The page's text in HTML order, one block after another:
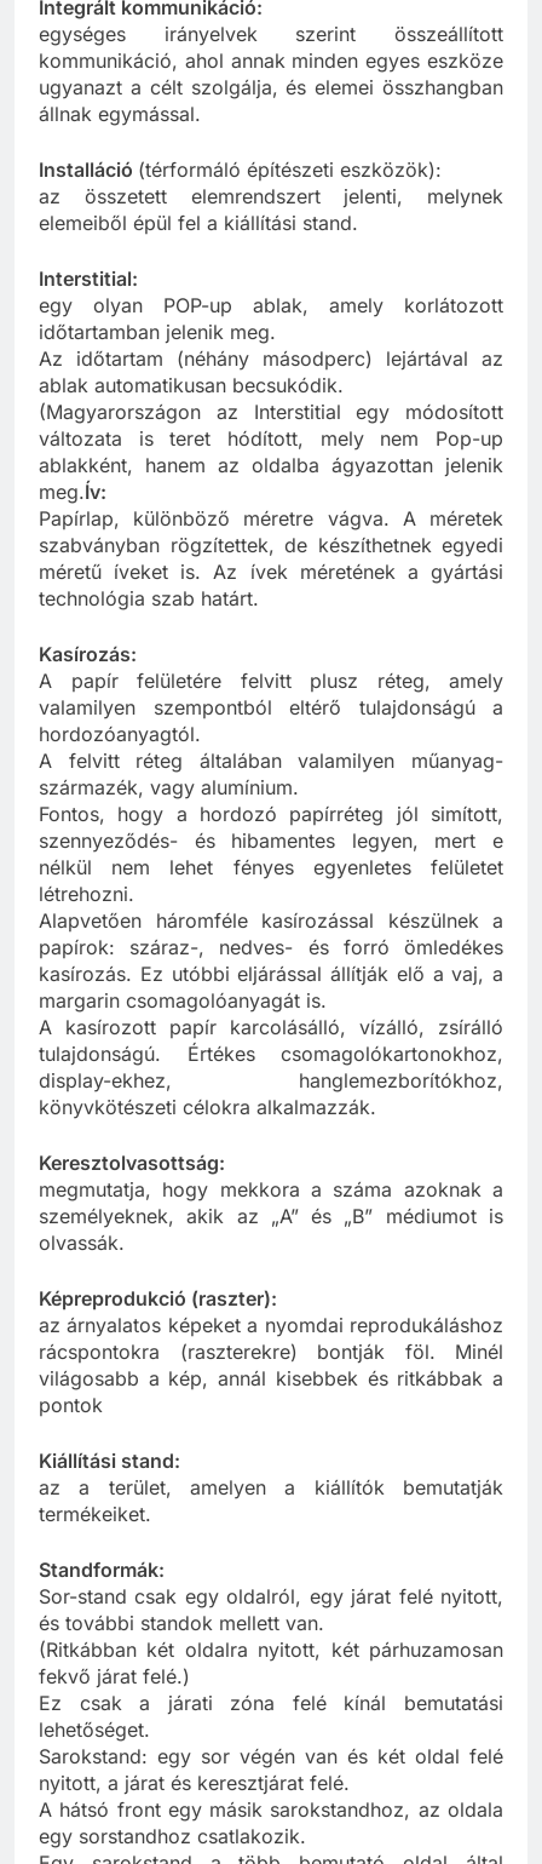
Integrált kommunikáció:
egységes irányelvek szerint összeállított
kommunikáció, ahol annak minden egyes eszköze
ugyanazt a célt szolgálja, és elemei összhangban
Installáció(térformáló építészeti eszközök):
az összetett elemrendszert jelenti, melynek
Interstitial:
egy olyan POP-up ablak, amely korlátozott
időtartamban jelenik meg.
Az időtartam (néhány másodperc) lejártával az
ablak automatikusan becsukódik.
(Magyarországon az Interstitial egy módosított
változata is teret hódított, mely nem Pop-up
ablakként, hanem az oldalba ágyazottan jelenik
meg.Ív:
Papírlap, különböző méretre vágva. A méretek
szabványban rögzítettek, de készíthetnek egyedi
méretű íveket is. Az ívek méretének a gyártási
Kasírozás:
A papír felületére felvitt plusz réteg, amely
valamilyen szempontból eltérő tulajdonságú a
hordozóanyagtól.
A felvitt réteg általában valamilyen műanyag-
származék, vagy alumínium.
Fontos, hogy a hordozó papírréteg jól simított,
szennyeződés- és hibamentes legyen, mert e
nélkül nem lehet fényes egyenletes felületet
létrehozni.
Alapvetően háromféle kasírozással készülnek a
papírok: száraz-, nedves- és forró ömledékes
kasírozás. Ez utóbbi eljárással állítják elő a vaj, a
margarin csomagolóanyagát is.
A kasírozott papír karcolásálló, vízálló, zsírálló
tulajdonságú. Értékes csomagolókartonokhoz,
display-ekhez, hanglemezborítókhoz,
Keresztolvasottság:
megmutatja, hogy mekkora a száma azoknak a
személyeknek, akik az „A” és „B” médiumot is
Képreprodukció (raszter):
az árnyalatos képeket a nyomdai reprodukáláshoz
rácspontokra (raszterekre) bontják föl. Minél
világosabb a kép, annál kisebbek és ritkábbak a
Kiállítási stand:
az a terület, amelyen a kiállítók bemutatják
Standformák:
Sor-stand csak egy oldalról, egy járat felé nyitott,
és további standok mellett van.
(Ritkábban két oldalra nyitott, két párhuzamosan
fekvő járat felé.)
Ez csak a járati zóna felé kínál bemutatási
lehetőséget.
Sarokstand: egy sor végén van és két oldal felé
nyitott, a járat és keresztjárat felé.
A hátsó front egy másik sarokstandhoz, az oldala
egy sorstandhoz csatlakozik.